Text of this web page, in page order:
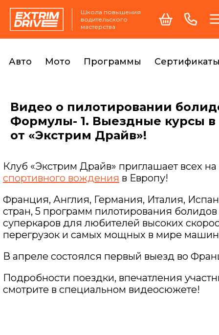
Школа повышения
водительского
мастерства
Авто Мото Программы
Видео о пилотировании
Формулы- 1. Выездные курсы в
от «Экстрим Драйв»!
Клуб «Экстрим Драйв» приглашает всех на
спортивного вождения в Европу!
Франция, Англия, Германия, Италия,
стран, 5 программ пилотирования
суперкаров для любителей высоких
перегрузок и самых мощных в мире
В апреле состоялся первый выезд во
Подробности поездки, впечатления
смотрите в специальном видеосюжете!